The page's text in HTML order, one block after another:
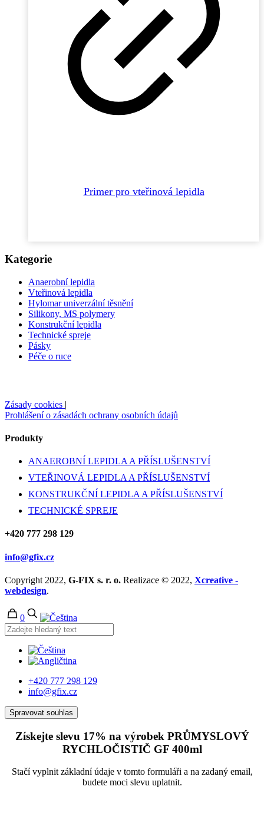
Primer pro vteřinová lepidla
Kategorie
Anaerobní lepidla
Vteřinová lepidla
Hylomar univerzální těsnění
Silikony, MS polymery
Konstrukční lepidla
Technické spreje
Pásky
Péče o ruce
Zásady cookies |
Prohlášení o zásadách ochrany osobních údajů
Produkty
ANAEROBNÍ LEPIDLA A PŘÍSLUŠENSTVÍ
VTEŘINOVÁ LEPIDLA A PŘÍSLUŠENSTVÍ
KONSTRUKČNÍ LEPIDLA A PŘÍSLUŠENSTVÍ
TECHNICKÉ SPREJE
+420 777 298 129
info@gfix.cz
Copyright 2022, G-FIX s. r. o. Realizace © 2022, Xcreative -
webdesign.
0
+420 777 298 129
info@gfix.cz
Spravovat souhlas
Získejte slevu 17% na výrobek PRŮMYSLOVÝ
RYCHLOČISTIČ GF400ml
Stačí vyplnit základní údaje v tomto formuláři a na zadaný email,
budete moci slevu uplatnit.